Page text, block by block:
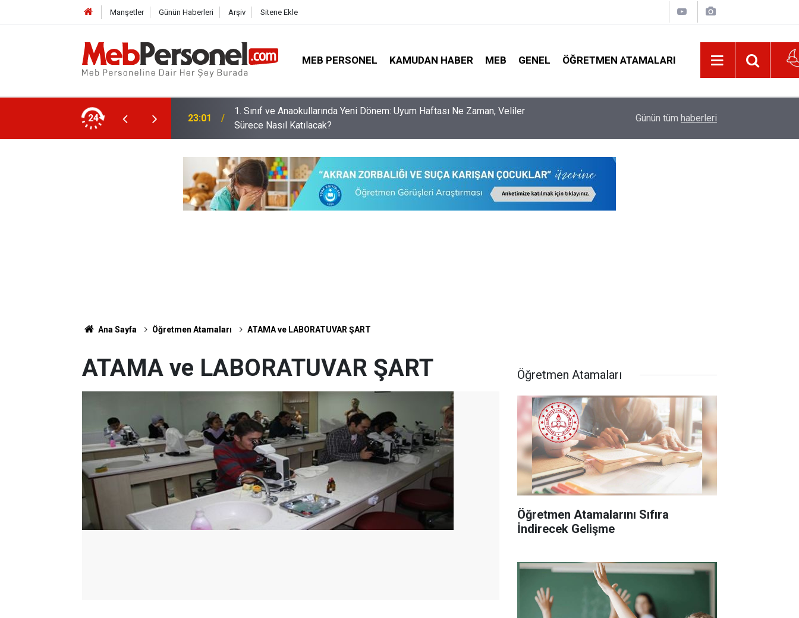
Manşetler Günün Haberleri Arşiv Sitene Ekle
MEB PERSONEL KAMUDAN HABER MEB GENEL ÖĞRETMEN ATAMALARI
24
Değil Sorular Değişecek 23:01
1. Sınıf ve Anaokullarında Yeni Dönem: Uyum Haftası Ne Zaman, Veliler
Sürece Nasıl Katılacak?
Öğretmenleri Norm Fazlası Resen Atamadan
Günün tüm haberleri
Ana Sayfa Öğretmen Atamaları ATAMA ve LABORATUVAR ŞART
ATAMA ve LABORATUVAR ŞART Öğretmen Atamaları
Öğretmen Atamalarını Sıfıra
İndirecek Gelişme